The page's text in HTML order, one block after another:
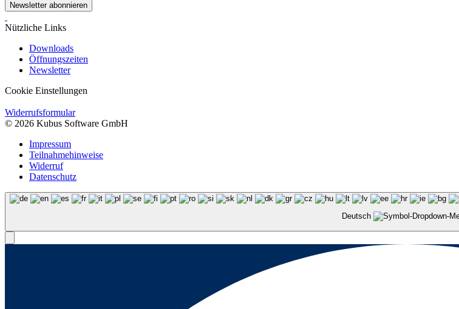
Newsletter abonnieren
Nützliche Links
Downloads
Öffnungszeiten
Newsletter
Cookie Einstellungen
Widerrufsformular
© 2026 Kubus Software GmbH
Impressum
Teilnahmehinweise
Widerruf
Datenschutz
Deutsch